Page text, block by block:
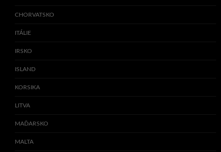
CHORVATSKO
ITÁLIE
IRSKO
ISLAND
KORSIKA
LITVA
MAĎARSKO
MALTA